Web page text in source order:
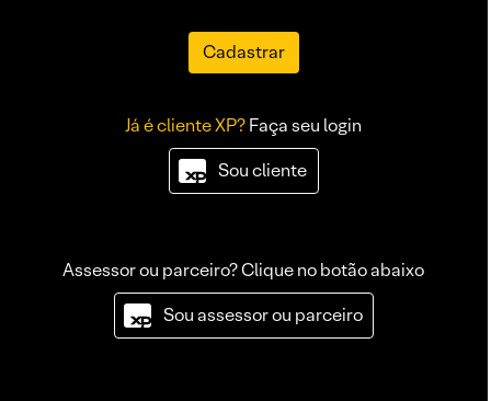
Cadastrar
Já é cliente XP?Faça seu login
Sou cliente
Assessor ou parceiro? Clique no botão abaixo
Sou assessor ou parceiro